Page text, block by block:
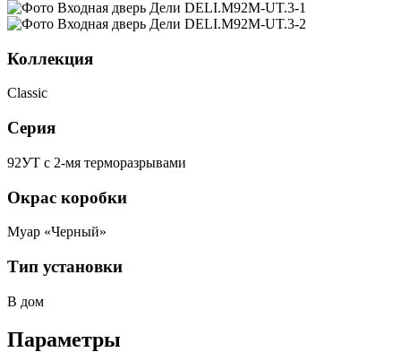
Коллекция
Classic
Серия
92УТ с 2-мя терморазрывами
Окрас коробки
Муар «Черный»
Тип установки
В дом
Параметры